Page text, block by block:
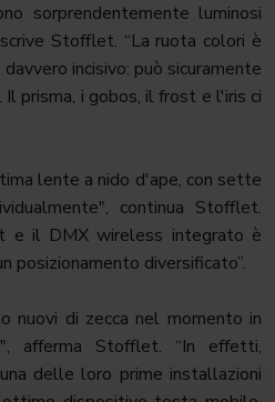
sorprendentemente luminosi
Stofflet. “La ruota colori è
incisivo: può sicuramente
prisma, i gobos, il frost e l'iris ci
lente a nido d'ape, con sette
continua Stofflet.
e il DMX wireless integrato è
posizionamento diversificato”.
nuovi di zecca nel momento in
afferma Stofflet. “In effetti,
delle loro prime installazioni